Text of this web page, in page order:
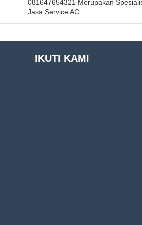
081647654321 Merupakan
Jasa Service AC ...
IKUTI KAMI